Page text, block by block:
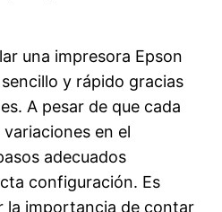
una impresora Epson
y rápido gracias
A pesar de que cada
en el
adecuados
configuración. Es
la importancia de contar